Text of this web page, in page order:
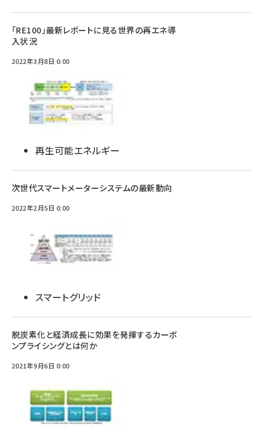
「RE100」最新レポートに見る世界の再エネ導
入状況
2022年3月8日 0:00
再生可能エネルギー
次世代スマートメーターシステムの最新動向
2022年2月5日 0:00
スマートグリッド
脱炭素化と経済成長に効果を発揮するカーボ
ンプライシングとは何か
2021年9月6日 0:00